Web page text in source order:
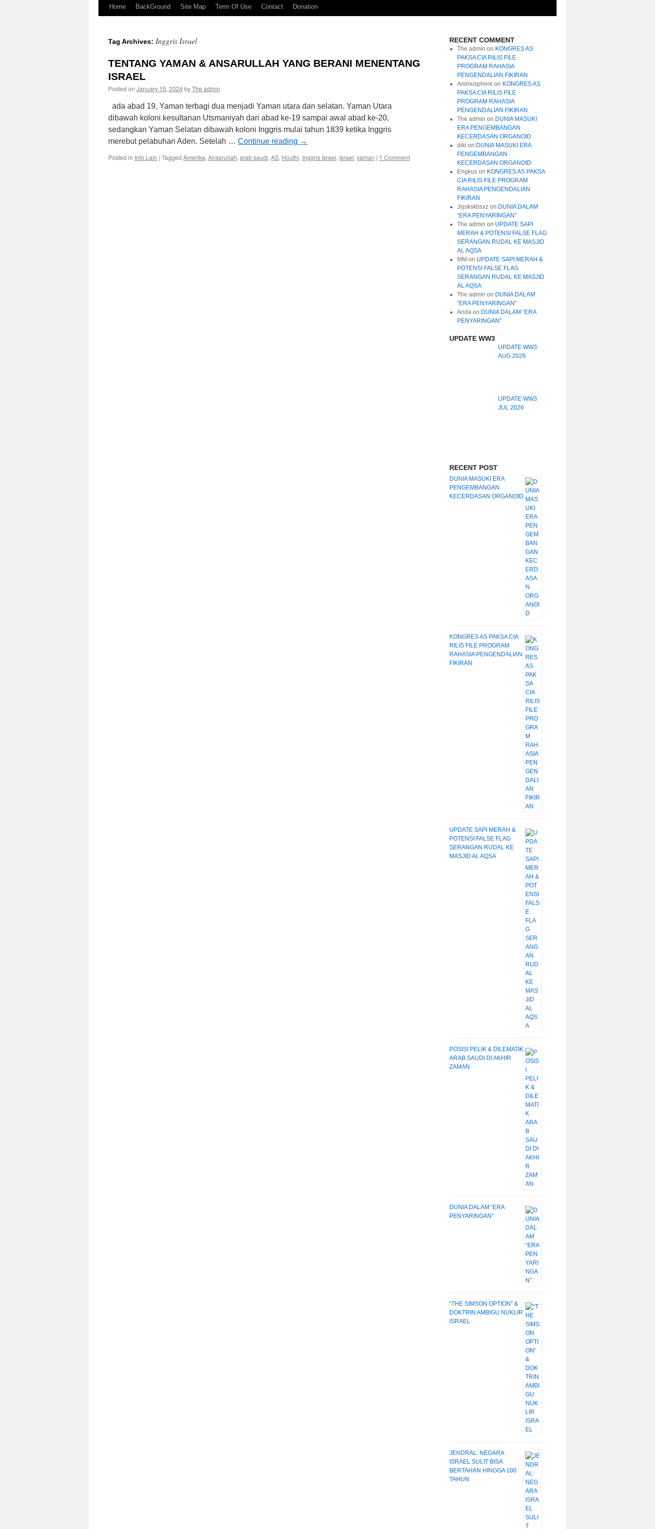
Home BackGround Site Map Term Of Use Contact Donation
Tag Archives: Inggris Israel
TENTANG YAMAN & ANSARULLAH YANG BERANI MENENTANG
ISRAEL
Posted on January 15, 2024byThe admin
ada abad 19, Yaman terbagi dua menjadi Yaman utara dan selatan. Yaman Utara
dibawah koloni kesultanan Utsmaniyah dari abad ke-19 sampai awal abad ke-20,
sedangkan Yaman Selatan dibawah koloni Inggris mulai tahun 1839 ketika Inggris
merebut pelabuhan Aden. Setelah … Continue reading →
Posted in Info Lain | Tagged Amerika, Ansarullah, arab saudi, AS, Houthi, Inggris Israel, Israel, yaman | 1 Comment
RECENT COMMENT
The admin on KONGRES AS
PAKSA CIA RILIS FILE
PROGRAM RAHASIA
PENGENDALIAN FIKIRAN
Animusphere on KONGRES AS
PAKSA CIA RILIS FILE
PROGRAM RAHASIA
PENGENDALIAN FIKIRAN
The admin on DUNIA MASUKI
ERA PENGEMBANGAN
KECERDASAN ORGANOID
diki on DUNIA MASUKI ERA
PENGEMBANGAN
KECERDASAN ORGANOID
Engkuson KONGRES AS PAKSA
CIA RILIS FILE PROGRAM
RAHASIA PENGENDALIAN
FIKIRAN
Jsjskskbsxzon DUNIA DALAM
“ERA PENYARINGAN”
The admin on UPDATE SAPI
MERAH & POTENSI FALSE FLAG
SERANGAN RUDAL KE MASJID
AL AQSA
MM on UPDATE SAPI MERAH &
POTENSI FALSE FLAG
SERANGAN RUDAL KE MASJID
AL AQSA
The admin on DUNIA DALAM
“ERA PENYARINGAN”
Andaon DUNIA DALAM “ERA
PENYARINGAN”
UPDATE WW3
UPDATE WW3
AUG 2026
UPDATE WW3
JUL 2026
RECENT POST
DUNIA MASUKI ERA
PENGEMBANGAN
KECERDASAN ORGANOID
KONGRES AS PAKSA CIA
RILIS FILE PROGRAM
RAHASIA PENGENDALIAN
FIKIRAN
UPDATE SAPI MERAH &
POTENSI FALSE FLAG
SERANGAN RUDAL KE
MASJID AL AQSA
POSISI PELIK & DILEMATIK
ARAB SAUDI DI AKHIR
ZAMAN
DUNIA DALAM “ERA
PENYARINGAN”
“THE SIMSON OPTION” &
DOKTRIN AMBIGU NUKLIR
ISRAEL
JENDRAL: NEGARA
ISRAEL SULIT BISA
BERTAHAN HINGGA 100
TAHUN